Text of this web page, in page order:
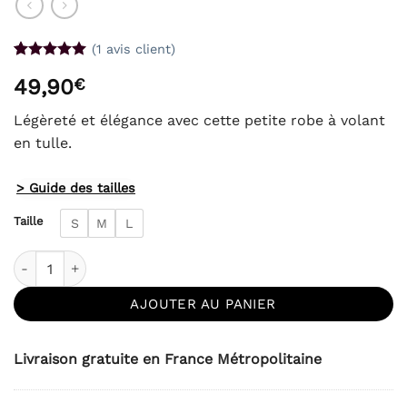
5 basé sur
notation
client
(1 avis client)
49,90€
Légèreté et élégance avec cette petite robe à volant
en tulle.
> Guide des tailles
Taille S M L
quantité de Robe Volant Tulle Rose Bohème
AJOUTER AU PANIER
Livraison gratuite en France Métropolitaine